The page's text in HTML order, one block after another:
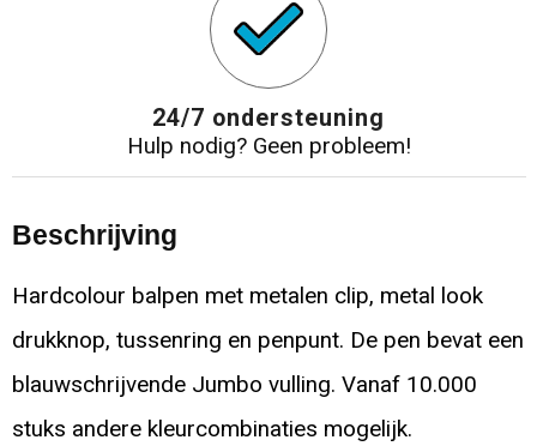
24/7 ondersteuning
Hulp nodig? Geen probleem!
Beschrijving
Hardcolour balpen met metalen clip, metal look
drukknop, tussenring en penpunt. De pen bevat een
blauwschrijvende Jumbo vulling. Vanaf 10.000
stuks andere kleurcombinaties mogelijk.